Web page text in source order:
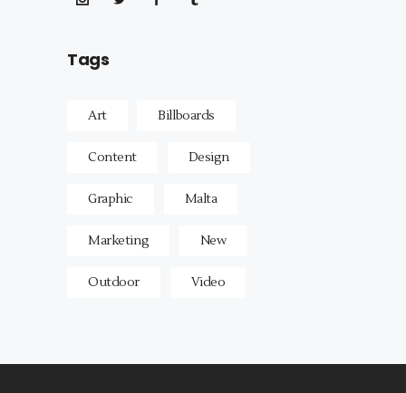
Tags
Art Billboards
Content Design
Graphic Malta
Marketing New
Outdoor Video